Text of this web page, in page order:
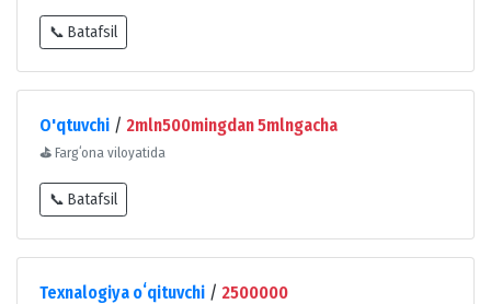
📞 Batafsil
O'qtuvchi / 2mln500mingdan 5mlngacha
⛳ Fargʻona viloyatida
📞 Batafsil
Texnalogiya oʻqituvchi / 2500000